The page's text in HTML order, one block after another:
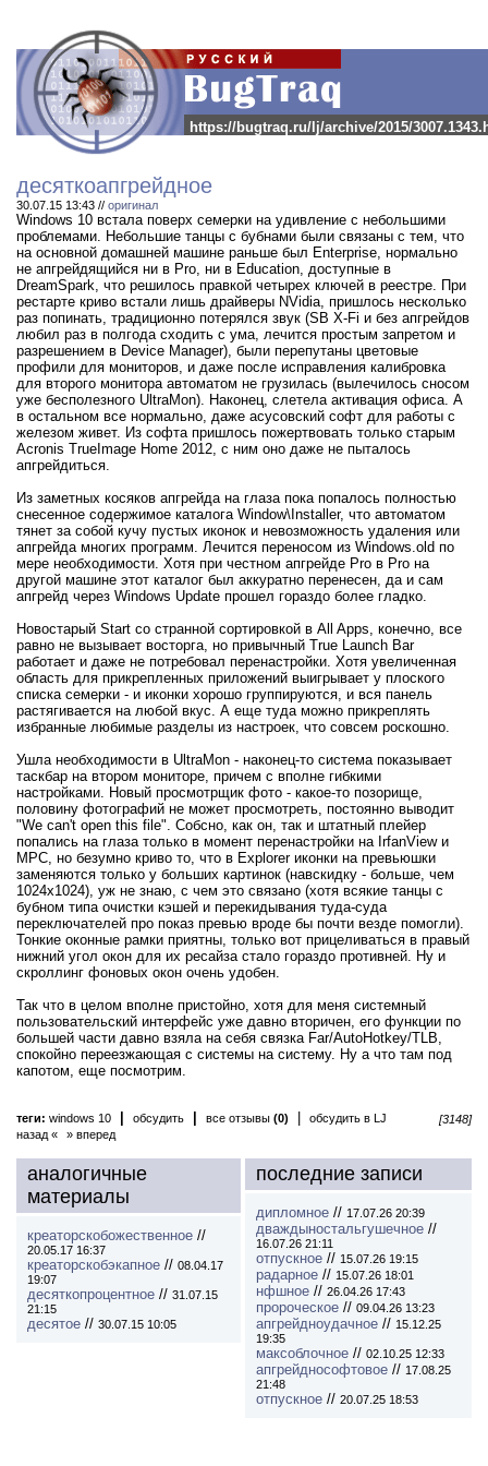
https://bugtraq.ru/lj/archive/2015/
десяткоапгрейдное
30.07.15 13:43 // оригинал
Windows 10 встала поверх семерки на удивление с небольшими
проблемами. Небольшие танцы с бубнами были связаны с тем, что
на основной домашней машине раньше был Enterprise, нормально
не апгрейдящийся ни в Pro, ни в Education, доступные в
DreamSpark, что решилось правкой четырех ключей в реестре. При
рестарте криво встали лишь драйверы NVidia, пришлось несколько
раз попинать, традиционно потерялся звук (SB X-Fi и без апгрейдов
любил раз в полгода сходить с ума, лечится простым запретом и
разрешением в Device Manager), были перепутаны цветовые
профили для мониторов, и даже после исправления калибровка
для второго монитора автоматом не грузилась (вылечилось сносом
уже бесполезного UltraMon). Наконец, слетела активация офиса. А
в остальном все нормально, даже асусовский софт для работы с
железом живет. Из софта пришлось пожертвовать только старым
Acronis TrueImage Home 2012, с ним оно даже не пыталось
апгрейдиться.
Из заметных косяков апгрейда на глаза пока попалось полностью
снесенное содержимое каталога Window\Installer, что автоматом
тянет за собой кучу пустых иконок и невозможность удаления или
апгрейда многих программ. Лечится переносом из Windows.old по
мере необходимости. Хотя при честном апгрейде Pro в Pro на
другой машине этот каталог был аккуратно перенесен, да и сам
апгрейд через Windows Update прошел гораздо более гладко.
Новостарый Start со странной сортировкой в All Apps, конечно, все
равно не вызывает восторга, но привычный True Launch Bar
работает и даже не потребовал перенастройки. Хотя увеличенная
область для прикрепленных приложений выигрывает у плоского
списка семерки - и иконки хорошо группируются, и вся панель
растягивается на любой вкус. А еще туда можно прикреплять
избранные любимые разделы из настроек, что совсем роскошно.
Ушла необходимости в UltraMon - наконец-то система показывает
таскбар на втором мониторе, причем с вполне гибкими
настройками. Новый просмотрщик фото - какое-то позорище,
половину фотографий не может просмотреть, постоянно выводит
"We can't open this file". Собсно, как он, так и штатный плейер
попались на глаза только в момент перенастройки на IrfanView и
MPC, но безумно криво то, что в Explorer иконки на превьюшки
заменяются только у больших картинок (навскидку - больше, чем
1024х1024), уж не знаю, с чем это связано (хотя всякие танцы с
бубном типа очистки кэшей и перекидывания туда-суда
переключателей про показ превью вроде бы почти везде помогли).
Тонкие оконные рамки приятны, только вот прицеливаться в правый
нижний угол окон для их ресайза стало гораздо противней. Ну и
скроллинг фоновых окон очень удобен.
Так что в целом вполне пристойно, хотя для меня системный
пользовательский интерфейс уже давно вторичен, его функции по
большей части давно взяла на себя связка Far/AutoHotkey/TLB,
спокойно переезжающая с системы на систему. Ну а что там под
капотом, еще посмотрим.
теги: windows 10 обсудить все отзывы (0) обсудить в LJ
[3148]
назад «
» вперед
аналогичные
материалы
креаторскобожественное //
20.05.17 16:37
креаторскобэкапное // 08.04.17
19:07
десяткопроцентное // 31.07.15
21:15
десятое // 30.07.15 10:05
последние записи
дипломное // 17.07.26 20:39
дваждыностальгушечное //
16.07.26 21:11
отпускное // 15.07.26 19:15
радарное // 15.07.26 18:01
нфшное // 26.04.26 17:43
пророческое // 09.04.26 13:23
апгрейдноудачное // 15.12.25
19:35
максоблочное // 02.10.25 12:33
апгрейднософтовое // 17.08.25
21:48
отпускное // 20.07.25 18:53